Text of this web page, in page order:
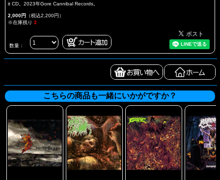
it CD。2023年Gore Cannibal Records。
2,000円 （税込2,200円）
※在庫残り 2
数量：
こちらの商品も一緒にいかがですか？